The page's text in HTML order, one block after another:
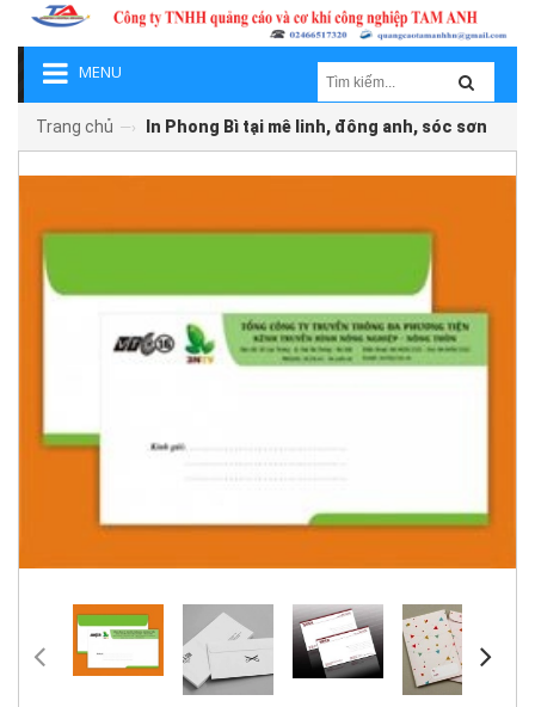
MENU
Trang chủ —› In Phong Bì tại mê linh, đông anh, sóc sơn